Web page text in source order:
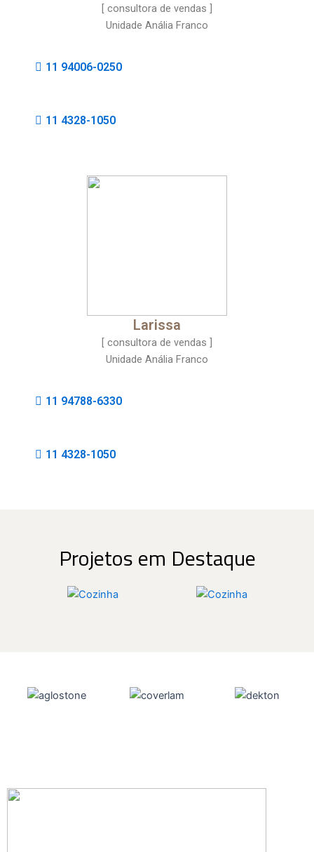
[ consultora de vendas ]
Unidade Anália Franco
11 94006-0250
11 4328-1050
Larissa
[ consultora de vendas ]
Unidade Anália Franco
11 94788-6330
11 4328-1050
Projetos em Destaque